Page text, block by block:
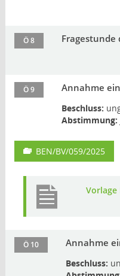
Ö 8 Fragestunde
Ö 9 Annahme
Beschluss:
Abstimmung:
BEN/BV/059/2025
Ö 10 Annahme
Beschluss: